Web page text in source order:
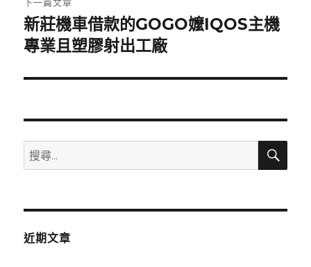
下
一
文
新莊機車借款的GOGO嬤IQOS主機
專業且塑膠射出工廠
搜
尋
鍵
搜
近期文章